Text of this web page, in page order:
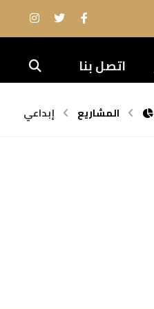
اتصل بنا
المشاريع إبداعي